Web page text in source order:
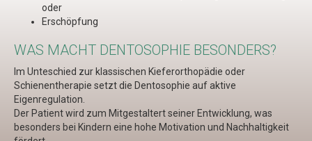
oder
Erschöpfung
WAS MACHT DENTOSOPHIE BESONDERS?
Im Unteschied zur klassischen Kieferorthopädie oder
Schienentherapie setzt die Dentosophie auf aktive
Eigenregulation.
Der Patient wird zum Mitgestaltert seiner Entwicklung, was
besonders bei Kindern eine hohe Motivation und Nachhaltigkeit